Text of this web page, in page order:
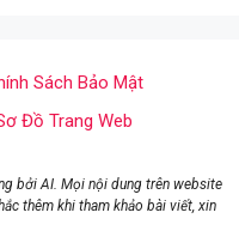
Sách Bảo Mật
Đồ Trang Web
bởi AI. Mọi nội dung trên website
thêm khi tham khảo bài viết, xin